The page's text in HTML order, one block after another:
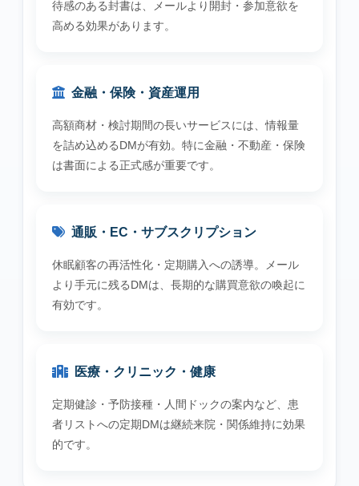
待感のある封書は、メールより開封・参加意欲を
高める効果があります。
金融・保険・資産運用
高額商材・検討期間の長いサービスには、情報量
を詰め込めるDMが有効。特に金融・不動産・保険
は書面による正式感が重要です。
通販・EC・サブスクリプション
休眠顧客の再活性化・定期購入への誘導。メール
より手元に残るDMは、長期的な購買意欲の喚起に
有効です。
医療・クリニック・健康
定期健診・予防接種・人間ドックの案内など、患
者リストへの定期DMは継続来院・関係維持に効果
的です。